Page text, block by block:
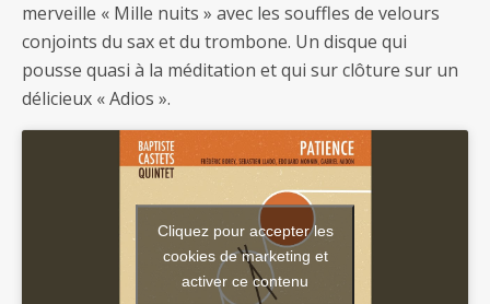
merveille « Mille nuits » avec les souffles de velours
conjoints du sax et du trombone. Un disque qui
pousse quasi à la méditation et qui sur clôture sur un
délicieux « Adios ».
Cliquez pour accepter les
cookies de marketing et
activer ce contenu